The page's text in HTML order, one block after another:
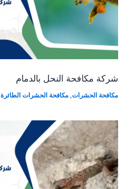
شركة مكافحة النحل بالدمام
مكافحة الحشرات,مكافحة الحشرات الطائرة